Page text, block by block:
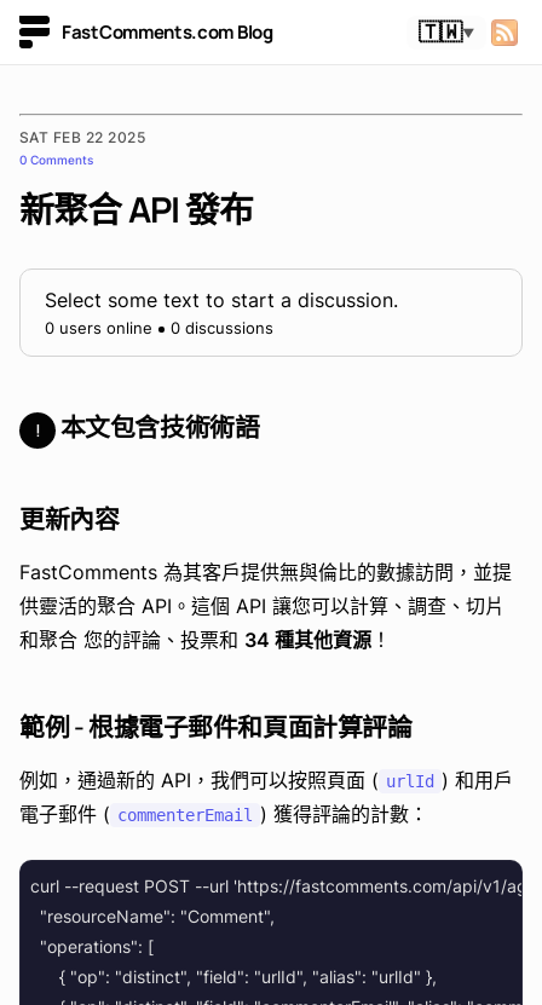
FastComments.com Blog 🇹🇼▼
SAT FEB 22 2025
0 Comments
新聚合 API 發布
Select some text to start a discussion.
0 users online 0 discussions
! 本文包含技術術語
更新內容
FastComments 為其客戶提供無與倫比的數據訪問，並提
供靈活的聚合 API。這個 API 讓您可以計算、調查、切片
和聚合 您的評論、投票和 34 種其他資源 ！
範例 - 根據電子郵件和頁面計算評論
例如，通過新的 API，我們可以按照頁面 ( urlId ) 和用戶
電子郵件 ( commenterEmail ) 獲得評論的計數：
curl --request POST --url 'https://fastcomments.com/api/
    "resourceName": "Comment",
    "operations": [
        { "op": "distinct", "field": "urlId", "alias": "urlId" },